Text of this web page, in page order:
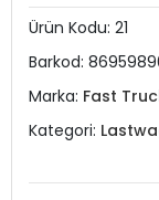
Ürün Kodu: 21
Barkod:
Marka: Fast
Kategori: